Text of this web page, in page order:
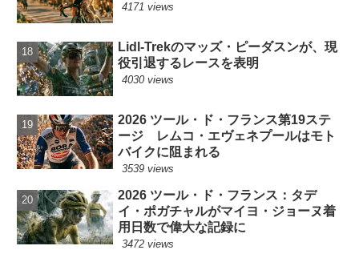
4171 views
Lidl-Trekのマッズ・ピーダスンが、現
役引退するレースを表明
4030 views
2026 ツール・ド・フランス第19ステ
ージ レムコ・エヴェネプールはモト
バイクに阻まれる
3539 views
2026 ツール・ド・フランス：タデ
イ・ポガチャルがマイヨ・ジョーヌ着
用日数で偉大な記録に
3472 views